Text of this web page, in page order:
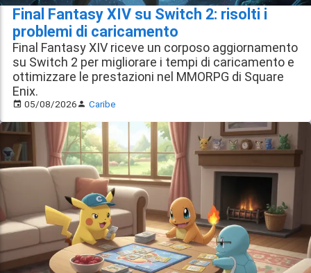
Final Fantasy XIV su Switch 2: risolti i
problemi di caricamento
Final Fantasy XIV riceve un corposo aggiornamento
su Switch 2 per migliorare i tempi di caricamento e
ottimizzare le prestazioni nel MMORPG di Square
Enix.
05/08/2026 Caribe